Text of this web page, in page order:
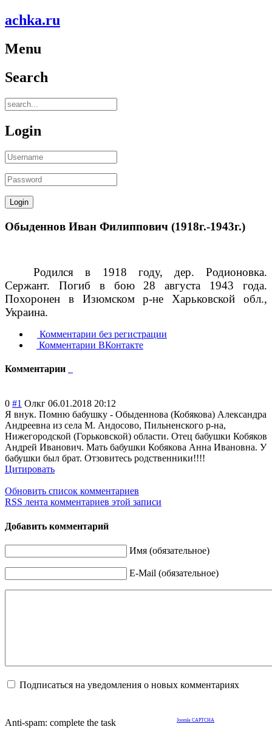
achka.ru
Menu
Search
Login
Обыденнов Иван Филиппович (1918г.-1943г.)
Родился в 1918 году, дер. Родионовка.
Сержант. Погиб в бою 28 августа 1943 года.
Похоронен в Изюмском р-не Харьковской обл.,
Украина.
Комментарии без регистрации
Комментарии ВКонтакте
Комментарии
0 #1 Олкг 06.01.2018 20:12
Я внук. Помню бабушку - Обыденнова (Кобякова) Александра
Андреевна из села М. Андосово, Пильненского р-на,
Нижегородской (Горьковской) области. Отец бабушки Кобяков
Андрей Иванович. Мать бабушки Кобякова Анна Ивановна. У
бабушки был брат. Отзовитесь родственники!!!!
Цитировать
Обновить список комментариев
RSS лента комментариев этой записи
Добавить комментарий
Имя (обязательное)
E-Mail (обязательное)
Подписаться на уведомления о новых комментариях
Anti-spam: complete the task Joomla CAPTCHA